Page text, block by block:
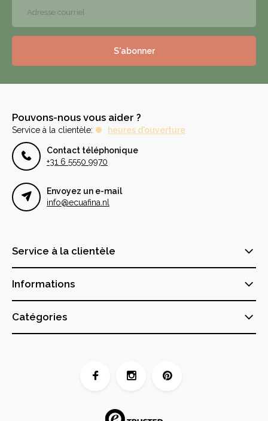
S'abonner
Pouvons-nous vous aider ?
Service à la clientèle: heures d'ouverture
Contact téléphonique
+31 6 5550 9970
Envoyez un e-mail
info@ecuafina.nl
Service à la clientèle
Informations
Catégories